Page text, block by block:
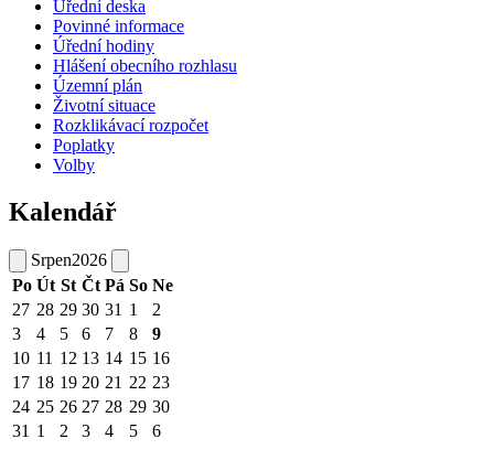
Úřední deska
Povinné informace
Úřední hodiny
Hlášení obecního rozhlasu
Územní plán
Životní situace
Rozklikávací rozpočet
Poplatky
Volby
Kalendář
Srpen2026
Po Út St Čt Pá So Ne
27 28 29 30 31 1
2
3
4 5 6 7 8
9
10 11 12 13 14 15 16
17 18 19 20 21 22 23
24 25 26 27 28 29 30
31 1 2 3 4 5 6